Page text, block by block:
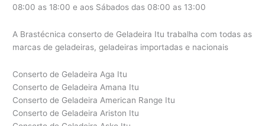
08:00 as 18:00 e aos Sábados das 08:00 as 13:00
A Brastécnica conserto de Geladeira Itu trabalha com todas as
marcas de geladeiras, geladeiras importadas e nacionais
Conserto de Geladeira Aga Itu
Conserto de Geladeira Amana Itu
Conserto de Geladeira American Range Itu
Conserto de Geladeira Ariston Itu